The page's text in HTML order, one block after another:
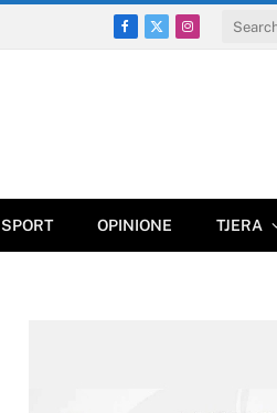
Facebook
X
Instagram
SPORT OPINIONE TJERA